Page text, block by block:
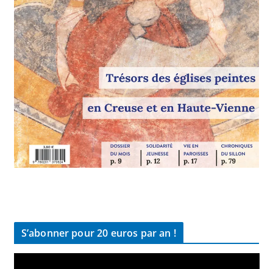
S’abonner pour 20 euros par an !